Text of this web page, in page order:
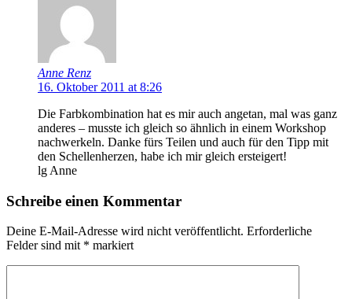
Anne Renz
16. Oktober 2011 at 8:26
Die Farbkombination hat es mir auch angetan, mal was ganz
anderes – musste ich gleich so ähnlich in einem Workshop
nachwerkeln. Danke fürs Teilen und auch für den Tipp mit
den Schellenherzen, habe ich mir gleich ersteigert!
lg Anne
Schreibe einen Kommentar
Deine E-Mail-Adresse wird nicht veröffentlicht. Erforderliche
Felder sind mit * markiert